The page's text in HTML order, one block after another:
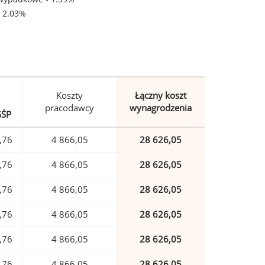
Koszty
pracodawcy
Łączny koszt
wynagrodzenia
4 866,05 28 626,05
4 866,05 28 626,05
4 866,05 28 626,05
4 866,05 28 626,05
4 866,05 28 626,05